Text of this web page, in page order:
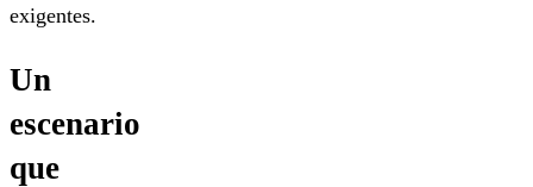
exigentes.
Un
escenario
que